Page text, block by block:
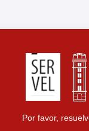
Por favor,